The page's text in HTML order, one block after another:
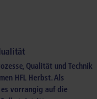
Qualität und Technik
HFL Herbst. Als
vorrangig auf die